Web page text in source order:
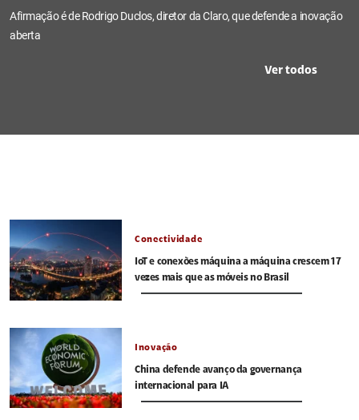
Afirmação é de Rodrigo Duclos, diretor da Claro, que defende a inovação
aberta
Ver todos
Conectividade
IoT e conexões máquina a máquina crescem 17
vezes mais que as móveis no Brasil
Inovação
China defende avanço da governança
internacional para IA